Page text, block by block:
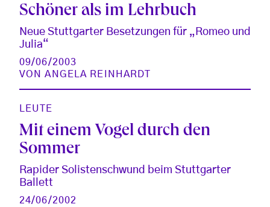
Schöner als im Lehrbuch
Neue Stuttgarter Besetzungen für „Romeo und
Julia“
09/06/2003
VONANGELA REINHARDT
LEUTE
Mit einem Vogel durch den
Sommer
Rapider Solistenschwund beim Stuttgarter
Ballett
24/06/2002